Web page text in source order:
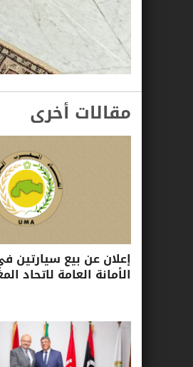
مقالات أخرى
إعلان عن بيع سيارتين
الأمانة العامة لاتحاد